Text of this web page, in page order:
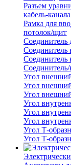
Разъем
кабель-канала
Рамка для
потолок/щит
Соединитель
Соединитель
Соединитель
Соединитель/
Угол
Угол внешний
Угол
Угол
Угол
Угол
Угол Т-
Угол Т-